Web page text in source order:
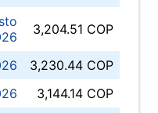
3,204.51 COP
3,230.44 COP
3,144.14 COP